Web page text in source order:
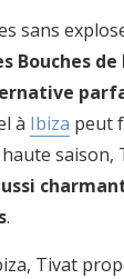
sans
Bouches de
à Ibiza peut
saison,
.
Tivat